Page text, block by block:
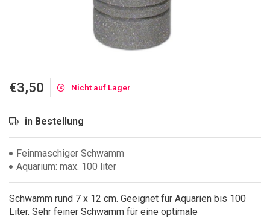
€3,50 Nicht auf Lager
in Bestellung
Feinmaschiger Schwamm
Aquarium: max. 100 liter
Schwamm rund 7 x 12 cm. Geeignet für Aquarien bis 100
Liter. Sehr feiner Schwamm für eine optimale